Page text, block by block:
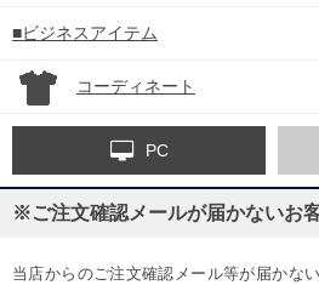
■ビジネスアイテム
コーディネート
PC
※ご注文確認メールが届かないお
当店からのご注文確認メール等が届かな